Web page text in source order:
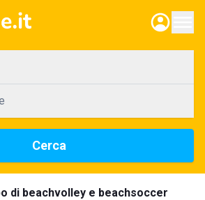
Cerca
di beachvolley e beachsoccer